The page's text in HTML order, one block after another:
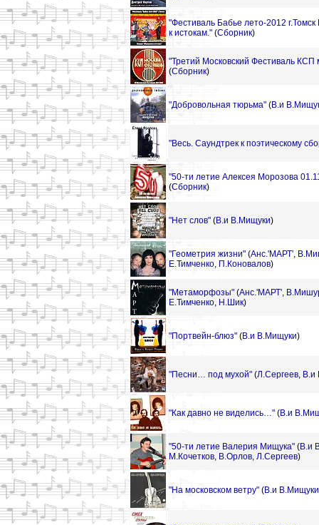
"Фестиваль Бабье лето-2012
к истокам." (Сборник)
"Третий Московский Фестиваль КСП
(Сборник)
"Добровольная тюрьма" (В.и
"Весь. Саундтрек к поэтическому
"50-ти летие Алексея Морозова
(Сборник)
"Нет слов" (В.и В.Мищуки)
"Геометрия жизни" (Анс.'МАРТ',
Е.Тимченко, П.Коновалов)
"Метаморфозы" (Анс.'МАРТ',
Е.Тимченко, Н.Шик)
"Портвейн-блюз" (В.и В.Мищуки)
"Песни… под мухой" (Л.Сергеев, В.и
"Как давно не виделись…" (В.и
"50-ти летие Валерия Мищука" (В.и
М.Кочетков, В.Орлов, Л.Сергеев)
"На московском ветру" (В.и В.Мищуки